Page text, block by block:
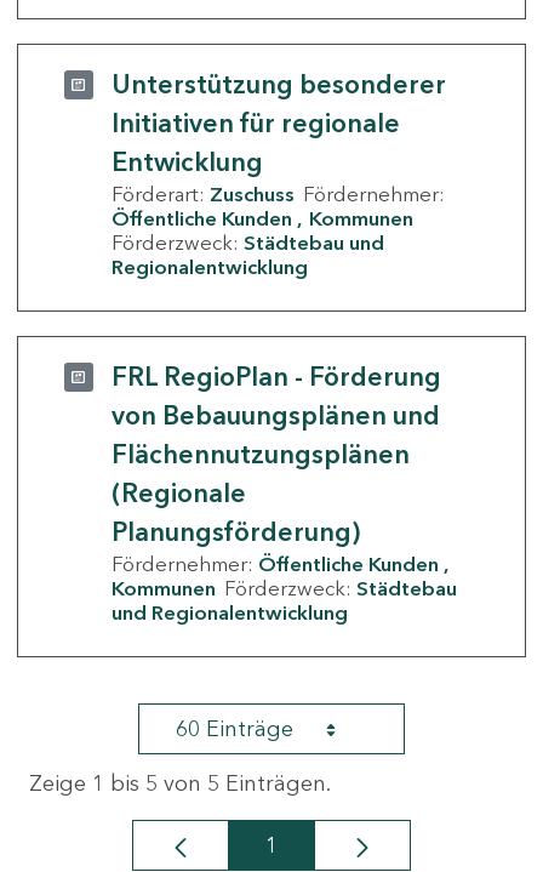
Unterstützung besonderer
Initiativen für regionale
Entwicklung
Förderart: Zuschuss Fördernehmer:
Öffentliche Kunden
Kommunen
Förderzweck: Städtebau und
Regionalentwicklung
FRL RegioPlan - Förderung
von Bebauungsplänen und
Flächennutzungsplänen
(Regionale
Planungsförderung)
Fördernehmer: Öffentliche Kunden
Kommunen Förderzweck: Städtebau
und Regionalentwicklung
60 Einträge
Zeige 1 bis 5 von 5 Einträgen.
Seite
1